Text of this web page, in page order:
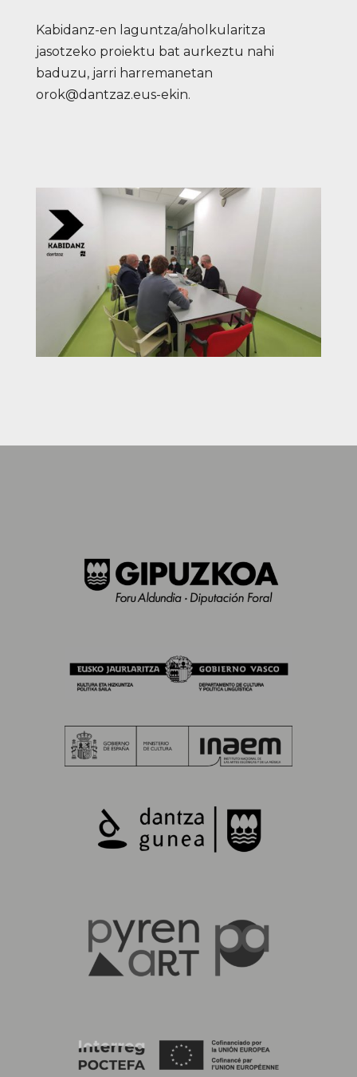
Kabidanz-en laguntza/aholkularitza
jasotzeko proiektu bat aurkeztu nahi
baduzu, jarri harremanetan
orok@dantzaz.eus-ekin.